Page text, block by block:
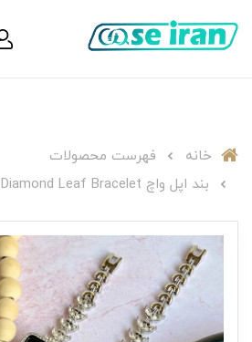
خانه
فهرست محصولات
بند اپل واچ I000991 Diamond Leaf Bracelet